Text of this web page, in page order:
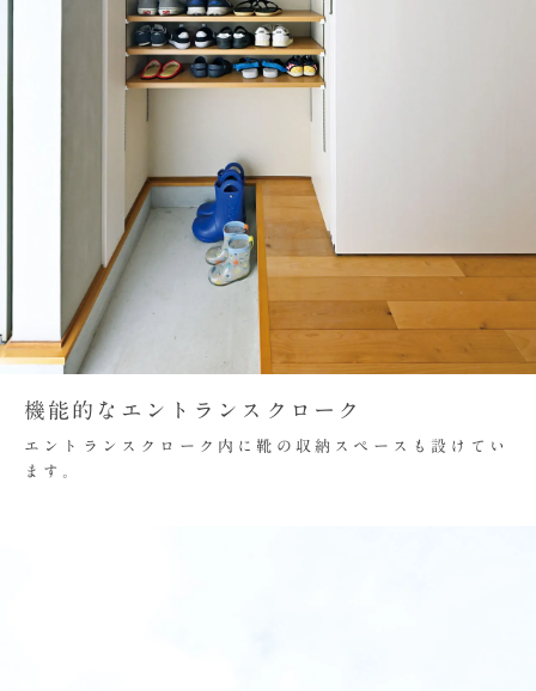
機能的なエントランスクローク
エントランスクローク内に靴の収納スペースも設けてい
ます。